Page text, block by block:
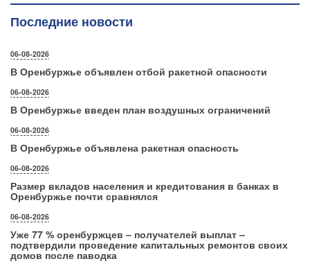
Последние новости
06-08-2026
В Оренбуржье объявлен отбой ракетной опасности
06-08-2026
В Оренбуржье введен план воздушных ограничений
06-08-2026
В Оренбуржье объявлена ракетная опасность
06-08-2026
Размер вкладов населения и кредитования в банках в
Оренбуржье почти сравнялся
06-08-2026
Уже 77 % оренбуржцев – получателей выплат –
подтвердили проведение капитальных ремонтов своих
домов после паводка